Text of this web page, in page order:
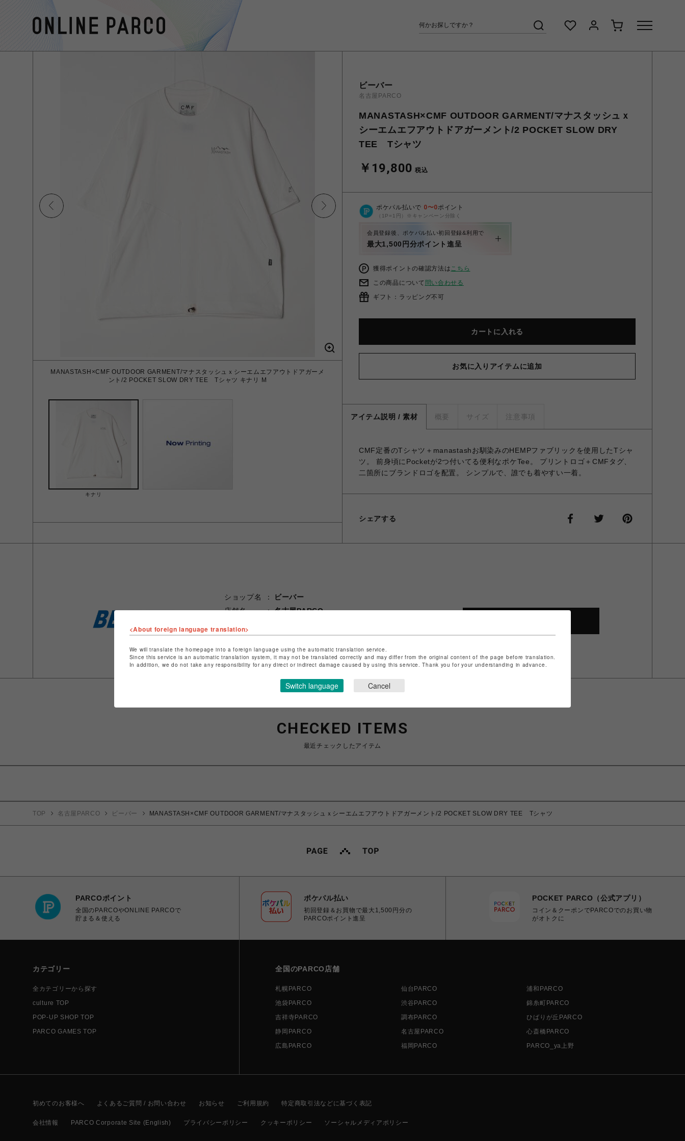
MANASTASH×CMF OUTDOOR GARMENT/マナスタッシュｘシーエムエフアウトドアガーメ
ント/2 POCKET SLOW DRY TEE Tシャツ キナリ M
キナリ
ビーバー
名古屋PARCO
MANASTASH×CMF OUTDOOR GARMENT/マナスタッシュｘ
シーエムエフアウトドアガーメント/2 POCKET SLOW DRY
TEE Tシャツ
￥19,800 税込
ポケパル払いで 0〜0ポイント
（1P=1円）※キャンペーン分除く
会員登録後、ポケパル払い初回登録&利用で
最大1,500円分ポイント進呈
獲得ポイントの確認方法はこちら
この商品について 問い合わせる
ギフト：ラッピング不可
カートに入れる
お気に入りアイテムに追加
アイテム説明 / 素材 概要 サイズ 注意事項
CMF定番のTシャツ＋manastashお馴染みのHEMPファブリックを使用したTシャ
ツ。 前身頃にPocketが2つ付いてる便利なポケTee。 プリントロゴ＋CMFタグ、
二箇所にブランドロゴを配置。 シンプルで、誰でも着やすい一着。
シェアする
ショップ名
ビーバー
店舗名
名古屋PARCO
特定商取引法など法令に基づく表記は
CHECKED ITEMS
最近チェックしたアイテム
TOP 名古屋PARCO ビーバー MANASTASH×CMF OUTDOOR GARMENT/マナスタッシュｘシーエムエフアウトドアガーメント/2 POCKET SLOW DRY TEE Tシャツ
PARCOポイント
全国のPARCOやONLINE PARCOで
貯まる＆使える
ポケパル払い
初回登録＆お買物で最大1,500円分の
PARCOポイント進呈
POCKET PARCO（公式アプリ）
コイン＆クーポンでPARCOでのお買い物
がオトクに
カテゴリー
全カテゴリーから探す
culture TOP
POP-UP SHOP TOP
PARCO GAMES TOP
全国のPARCO店舗
札幌PARCO 仙台PARCO
浦和PARCO
池袋PARCO
渋谷PARCO
錦糸町PARCO
吉祥寺PARCO
調布PARCO
ひばりが丘PARCO
静岡PARCO
名古屋PARCO
心斎橋PARCO
広島PARCO
福岡PARCO PARCO_ya上野
初めてのお客様へ よくあるご質問 / お問い合わせ お知らせ ご利用規約 特定商取引法などに基づく表記
会社情報 PARCO Corporate Site (English) プライバシーポリシー クッキーポリシー ソーシャルメディアポリシー
<About foreign language translation>
We will translate the homepage into a foreign language using the automatic translation service.
Since this service is an automatic translation system, it may not be translated correctly and may differ from the original content of the page before translation.
In addition, we do not take any responsibility for any direct or indirect damage caused by using this service. Thank you for your understanding in advance.
Switch language Cancel